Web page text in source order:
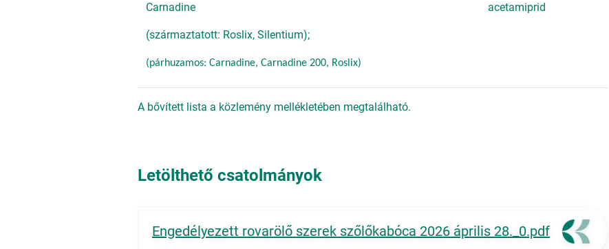
Carnadine
(származtatott: Roslix, Silentium);
(párhuzamos: Carnadine, Carnadine 200, Roslix)
acetamiprid
A bővített lista a közlemény mellékletében megtalálható.
Letölthető csatolmányok
Engedélyezett rovarölő szerek szőlőkabóca 2026 április 28._0.pdf